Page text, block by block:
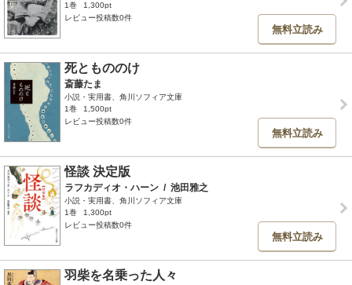
1巻
1,300pt
レビュー投稿数0件
無料立読み
死ともののけ
斎藤たま
小説・実用書、角川ソフィア文庫
1巻
1,500pt
レビュー投稿数0件
無料立読み
怪談 決定版
ラフカディオ・ハーン / 池田雅之
小説・実用書、角川ソフィア文庫
1巻
1,300pt
レビュー投稿数0件
無料立読み
羽柴を名乗った人々